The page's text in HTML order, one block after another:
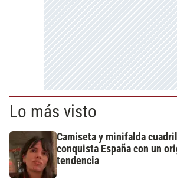
Lo más visto
Camiseta y minifalda
conquista España con un
tendencia